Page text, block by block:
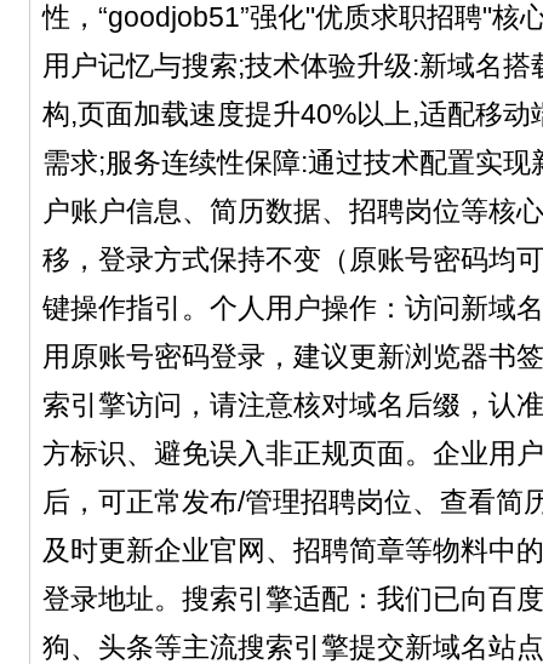
性，“goodjob51”强化"优质求职招聘"核
用户记忆与搜索;技术体验升级:新域名搭
构,页面加载速度提升40%以上,适配移动
需求;服务连续性保障:通过技术配置实现
户账户信息、简历数据、招聘岗位等核
移，登录方式保持不变（原账号密码均
键操作指引。个人用户操作：访问新域
用原账号密码登录，建议更新浏览器书
索引擎访问，请注意核对域名后缀，认
方标识、避免误入非正规页面。企业用
后，可正常发布/管理招聘岗位、查看简
及时更新企业官网、招聘简章等物料中
登录地址。搜索引擎适配：我们已向百
狗、头条等主流搜索引擎提交新域名站